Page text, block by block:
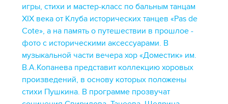
игры, стихи и мастер-класс по бальным танцам
XIX века от Клуба исторических танцев «Pas de
Cote», а на память о путешествии в прошлое -
фото с историческими аксессуарами. В
музыкальной части вечера хор «Доместик» им.
В.А.Копанева представит коллекцию хоровых
произведений, в основу которых положены
стихи Пушкина. В программе прозвучат